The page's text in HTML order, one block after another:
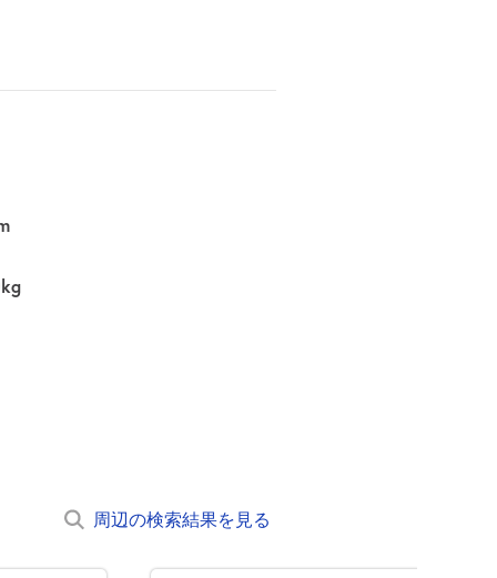
周辺の検索結果を見る